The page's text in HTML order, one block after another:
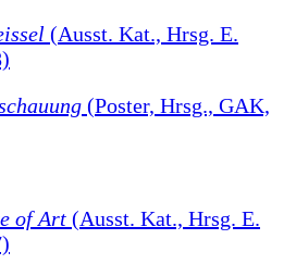
(Ausst. Kat., Hrsg. E.
(Poster, Hrsg., GAK,
of Art (Ausst. Kat., Hrsg. E.